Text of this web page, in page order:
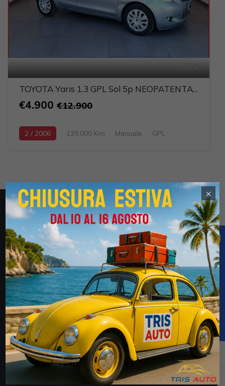
TOYOTA Yaris 1.3 GPL Sol 5p NEOPATENTATI
€4.900 €12.900
2 / 2006 139.000 Km Manuale
GPL
Obblighi informativi per le erogazioni pubbliche: gli aiuti
di Stato e gli aiuti de minimis ricevuti dalla Tris Auto S.r.l.
(CF 02694170735) e della Tris Auto km. Zero S.r.l.
(03052600735) sono contenuti nel Registro nazionale
degli aiuti di Stato di cui all’art. 52 della L. 234/2012 a
cui si rinvia e consultabili al seguente link
https://www.rna.gov.it/RegistroNazionaleTrasparenza/
faces/pages/TrasparenzaAiuto.jspx
×